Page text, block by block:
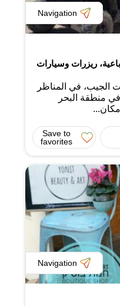
Navigation
ريزرات وسيارات
الجيب، في المناظر
منطقة البحر
Save to
favorites
Navigation